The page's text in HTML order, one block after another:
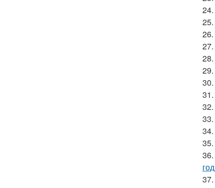
24.
25.
26.
27.
28.
29.
30.
31.
32.
33.
34.
35.
36.
год
37.